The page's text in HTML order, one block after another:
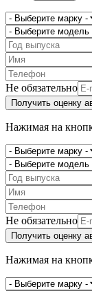
Не обязательно
Получить оценку
Нажимая на
Не обязательно
Получить оценку
Нажимая на